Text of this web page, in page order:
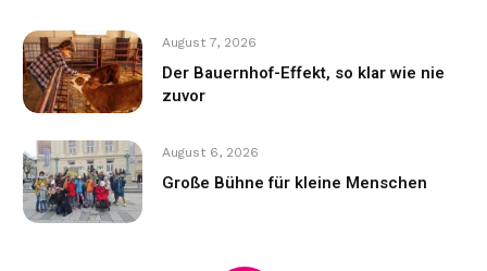
August 7, 2026
Der Bauernhof-Effekt, so klar wie nie
zuvor
August 6, 2026
Große Bühne für kleine Menschen